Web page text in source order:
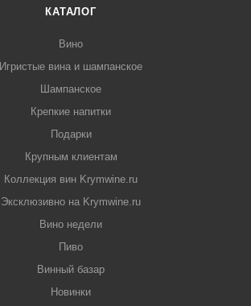
КАТАЛОГ
Вино
Игристые вина и шампанское
Шампанское
Крепкие напитки
Подарки
Крупным клиентам
Коллекция вин Krymwine.ru
Эксклюзивно на Krymwine.ru
Вино недели
Пиво
Винный базар
Новинки